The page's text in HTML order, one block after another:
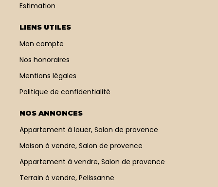
Estimation
LIENS UTILES
Mon compte
Nos honoraires
Mentions légales
Politique de confidentialité
NOS ANNONCES
Appartement à louer, Salon de provence
Maison à vendre, Salon de provence
Appartement à vendre, Salon de provence
Terrain à vendre, Pelissanne